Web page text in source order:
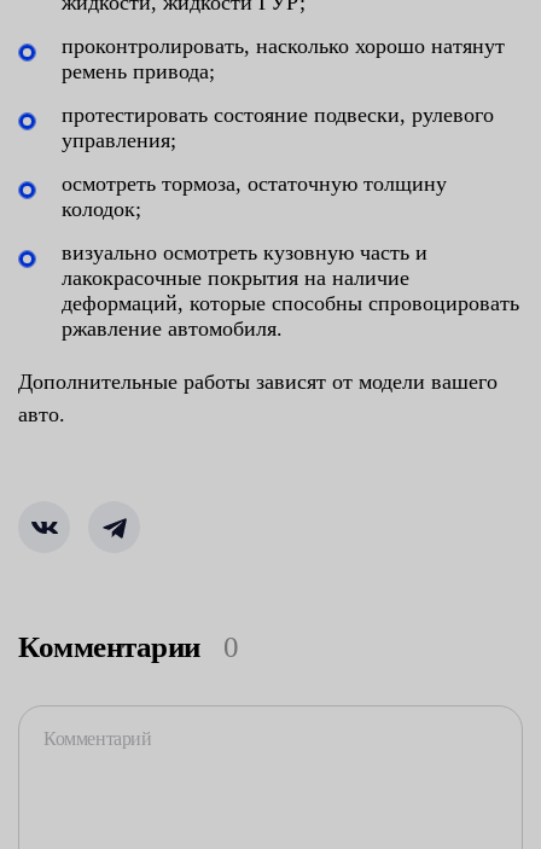
проконтролировать, насколько хорошо натянут
ремень привода;
протестировать состояние подвески, рулевого
управления;
осмотреть тормоза, остаточную толщину
колодок;
визуально осмотреть кузовную часть и
лакокрасочные покрытия на наличие
деформаций, которые способны спровоцировать
ржавление автомобиля.
Дополнительные работы зависят от модели вашего
авто.
Комментарии 0